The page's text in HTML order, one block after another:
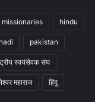
hindu
pakistan
स्वयंसेवक संघ
महाराज हिंदू